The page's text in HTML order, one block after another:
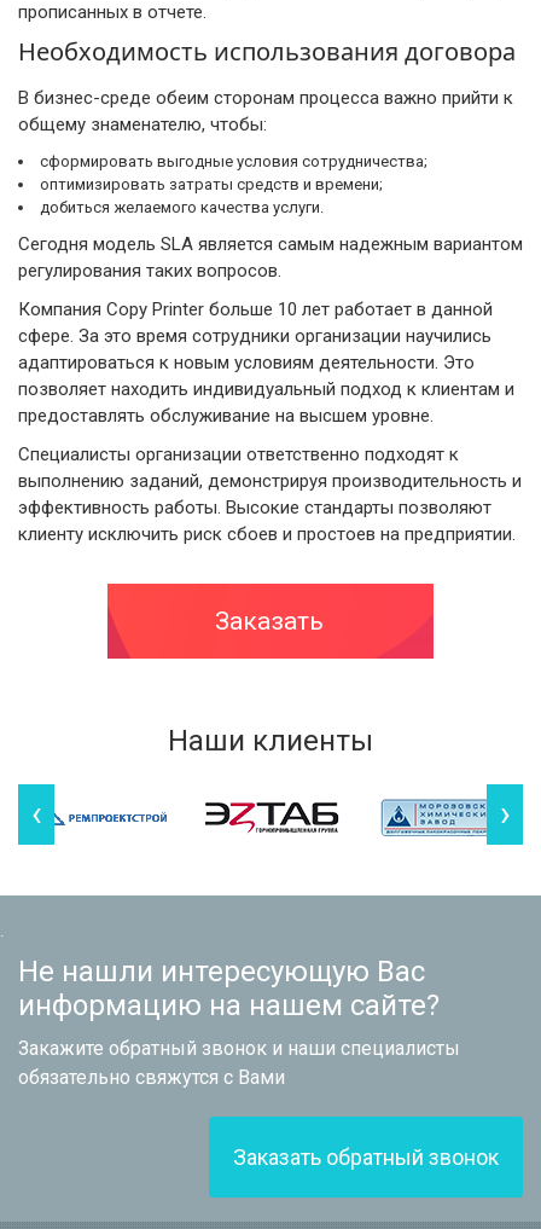
прописанных в отчете.
Необходимость использования договора
В бизнес-среде обеим сторонам процесса важно прийти к
общему знаменателю, чтобы:
сформировать выгодные условия сотрудничества;
оптимизировать затраты средств и времени;
добиться желаемого качества услуги.
Сегодня модель SLA является самым надежным вариантом
регулирования таких вопросов.
Компания Copy Рrinter больше 10 лет работает в данной
сфере. За это время сотрудники организации научились
адаптироваться к новым условиям деятельности. Это
позволяет находить индивидуальный подход к клиентам и
предоставлять обслуживание на высшем уровне.
Специалисты организации ответственно подходят к
выполнению заданий, демонстрируя производительность и
эффективность работы. Высокие стандарты позволяют
клиенту исключить риск сбоев и простоев на предприятии.
Заказать
Наши клиенты
‹ ›
.
Не нашли интересующую Вас
информацию на нашем сайте?
Закажите обратный звонок и наши специалисты
обязательно свяжутся с Вами
Заказать обратный звонок